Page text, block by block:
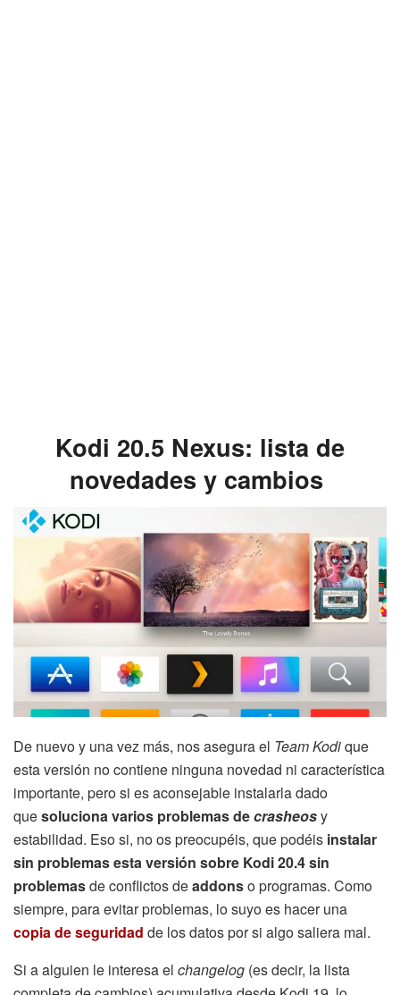
Kodi 20.5 Nexus: lista de
novedades y cambios
De nuevo y una vez más, nos asegura el Team Kodique
esta versión no contiene ninguna novedad ni característica
importante, pero si es aconsejable instalarla dado
quesoluciona varios problemas decrasheosy
estabilidad. Eso si, no os preocupéis, que podéis instalar
sin problemas esta versión sobre Kodi 20.4 sin
problemasde conflictos deaddonso programas. Como
siempre, para evitar problemas, lo suyo es hacer una
copia de seguridad de los datos por si algo saliera mal.
Si a alguien le interesa el changelog (es decir, la lista